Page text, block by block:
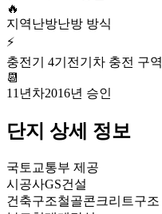
🔥
지역난방난방 방식
⚡
충전기 4기 전기차 충전 구역
📆
11년차2016년 승인
단지 상세 정보
국토교통부 제공
시공사GS건설
건축구조철골콘크리트구조